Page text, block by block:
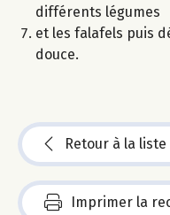
différents légumes
et les falafels puis
douce.
Retour à la liste
Imprimer la